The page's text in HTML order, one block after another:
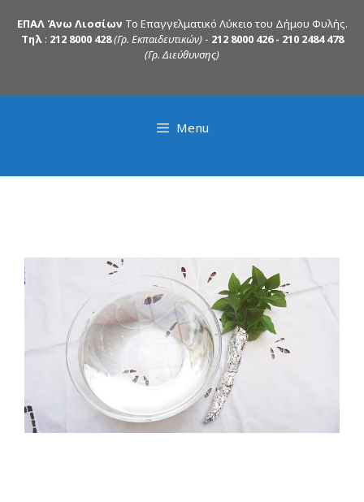
ΕΠΑΛ Άνω Λιοσίων Το Επαγγελματικό Λύκειο του Δήμου Φυλής.
Τηλ: 212 8000 428(Γρ. Εκπαιδευτικών)- 212 8000 426 - 210 2484 478
(Γρ. Διεύθυνσης)
Menu